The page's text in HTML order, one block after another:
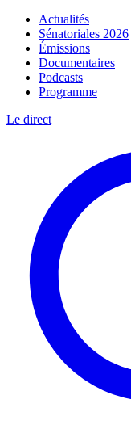
Actualités
Sénatoriales 2026
Émissions
Documentaires
Podcasts
Programme
Le direct